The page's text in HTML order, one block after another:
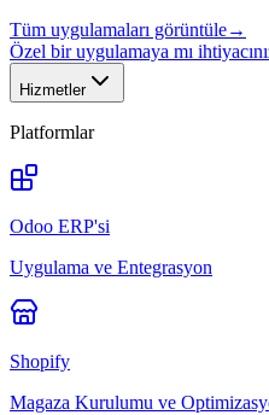
Tüm uygulamaları görüntüle→
Özel bir uygulamaya mı
Hizmetler
Platformlar
Odoo ERP'si
Uygulama ve Entegrasyon
Shopify
Magaza Kurulumu ve